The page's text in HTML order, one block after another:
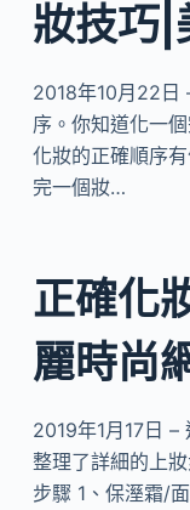
妝技巧
2018年10月22日
序。你知道化一
化妝的正確順序
完一個妝…
正確化
麗時尚
2019年1月17日 –
整理了詳細的上
步驟 1、保溼霜/